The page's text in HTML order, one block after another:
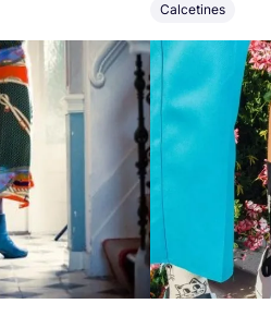
Calcetines